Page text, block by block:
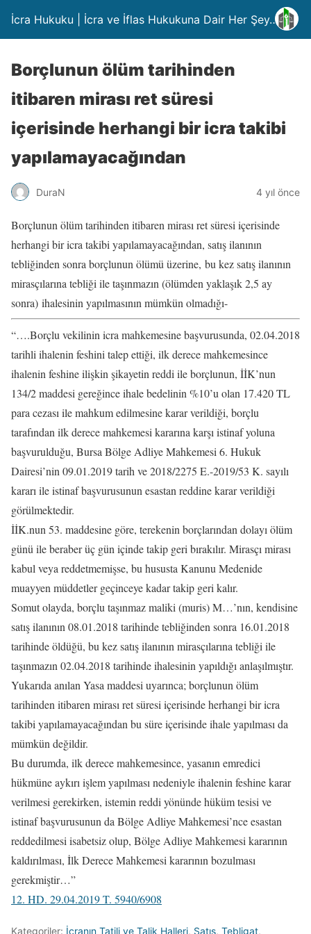
İcra Hukuku | İcra ve İflas Hukukuna Dair Her Şey….
Borçlunun ölüm tarihinden
itibaren mirası ret süresi
içerisinde herhangi bir icra takibi
yapılamayacağından
DuraN 4 yıl önce
Borçlunun ölüm tarihinden itibaren mirası ret süresi içerisinde
herhangi bir icra takibi yapılamayacağından, satış ilanının
tebliğinden sonra borçlunun ölümü üzerine, bu kez satış ilanının
mirasçılarına tebliği ile taşınmazın (ölümden yaklaşık 2,5 ay
sonra) ihalesinin yapılmasının mümkün olmadığı-
“….Borçlu vekilinin icra mahkemesine başvurusunda, 02.04.2018
tarihli ihalenin feshini talep ettiği, ilk derece mahkemesince
ihalenin feshine ilişkin şikayetin reddi ile borçlunun, İİK’nun
134/2 maddesi gereğince ihale bedelinin %10’u olan 17.420 TL
para cezası ile mahkum edilmesine karar verildiği, borçlu
tarafından ilk derece mahkemesi kararına karşı istinaf yoluna
başvurulduğu, Bursa Bölge Adliye Mahkemesi 6. Hukuk
Dairesi’nin 09.01.2019 tarih ve 2018/2275 E.-2019/53 K. sayılı
kararı ile istinaf başvurusunun esastan reddine karar verildiği
görülmektedir.
İİK.nun 53. maddesine göre, terekenin borçlarından dolayı ölüm
günü ile beraber üç gün içinde takip geri bırakılır. Mirasçı mirası
kabul veya reddetmemişse, bu hususta Kanunu Medenide
muayyen müddetler geçinceye kadar takip geri kalır.
Somut olayda, borçlu taşınmaz maliki (muris) M…’nın, kendisine
satış ilanının 08.01.2018 tarihinde tebliğinden sonra 16.01.2018
tarihinde öldüğü, bu kez satış ilanının mirasçılarına tebliği ile
taşınmazın 02.04.2018 tarihinde ihalesinin yapıldığı anlaşılmıştır.
Yukarıda anılan Yasa maddesi uyarınca; borçlunun ölüm
tarihinden itibaren mirası ret süresi içerisinde herhangi bir icra
takibi yapılamayacağından bu süre içerisinde ihale yapılması da
mümkün değildir.
Bu durumda, ilk derece mahkemesince, yasanın emredici
hükmüne aykırı işlem yapılması nedeniyle ihalenin feshine karar
verilmesi gerekirken, istemin reddi yönünde hüküm tesisi ve
istinaf başvurusunun da Bölge Adliye Mahkemesi’nce esastan
reddedilmesi isabetsiz olup, Bölge Adliye Mahkemesi kararının
kaldırılması, İlk Derece Mahkemesi kararının bozulması
gerekmiştir…”
12. HD. 29.04.2019 T. 5940/6908
Kategoriler: İcranın Tatili ve Talik Halleri, Satış, Tebligat,